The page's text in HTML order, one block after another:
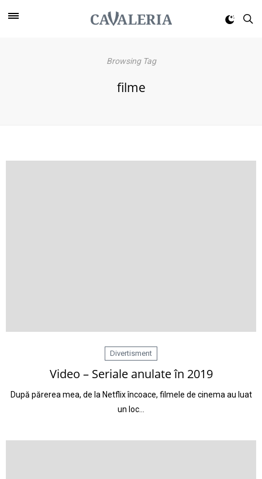
Browsing Tag
filme
Divertisment
Video – Seriale anulate în 2019
După părerea mea, de la Netflix încoace, filmele de cinema au luat
un loc…